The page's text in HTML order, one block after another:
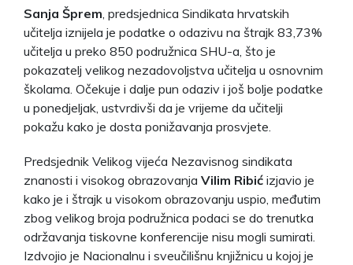
Sanja Šprem , predsjednica Sindikata hrvatskih
učitelja iznijela je podatke o odazivu na štrajk 83,73%
učitelja u preko 850 podružnica SHU-a, što je
pokazatelj velikog nezadovoljstva učitelja u osnovnim
školama. Očekuje i dalje pun odaziv i još bolje podatke
u ponedjeljak, ustvrdivši da je vrijeme da učitelji
pokažu kako je dosta ponižavanja prosvjete.
Predsjednik Velikog vijeća Nezavisnog sindikata
znanosti i visokog obrazovanja Vilim Ribić izjavio je
kako je i štrajk u visokom obrazovanju uspio, međutim
zbog velikog broja podružnica podaci se do trenutka
održavanja tiskovne konferencije nisu mogli sumirati.
Izdvojio je Nacionalnu i sveučilišnu knjižnicu u kojoj je